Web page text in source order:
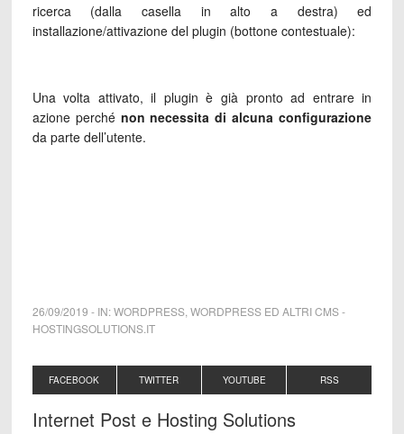
ricerca (dalla casella in alto a destra) ed
installazione/attivazione del plugin (bottone contestuale):
Una volta attivato, il plugin è già pronto ad entrare in
azione perché non necessita di alcuna configurazione
da parte dell’utente.
26/09/2019 - IN:WORDPRESS, WORDPRESS ED ALTRI CMS-
HOSTINGSOLUTIONS.IT
FACEBOOK TWITTER YOUTUBE RSS
Internet Post e Hosting Solutions